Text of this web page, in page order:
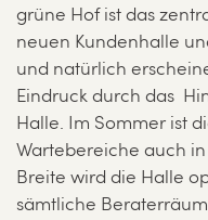
grüne Hof ist das
neuen Kundenhalle
und natürlich
Eindruck durch das
Halle. Im Sommer ist
Wartebereiche auch
Breite wird die Halle
sämtliche